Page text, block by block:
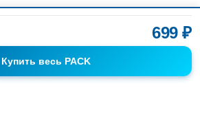
699 ₽
Купить весь PACK